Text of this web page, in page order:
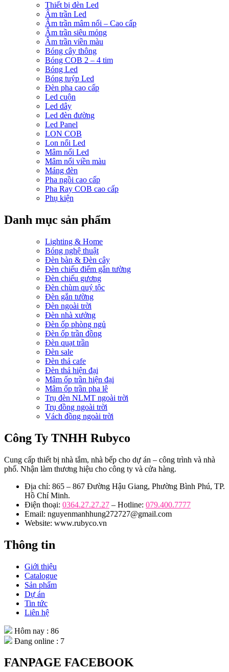
Thiết bị đèn Led
Âm trần Led
Âm trần mâm nổi – Cao cấp
Âm trần siêu mỏng
Âm trần viền màu
Bóng cây thông
Bóng COB 2 – 4 tim
Bóng Led
Bóng tuýp Led
Đèn pha cao cấp
Led cuộn
Led dây
Led đèn đường
Led Panel
LON COB
Lon nổi Led
Mâm nổi Led
Mâm nổi viền màu
Máng đèn
Pha ngồi cao cấp
Pha Ray COB cao cấp
Phụ kiện
Danh mục sản phẩm
Lighting & Home
Bóng nghệ thuật
Đèn bàn & Đèn cây
Đèn chiếu điểm gắn tường
Đèn chiếu gương
Đèn chùm quý tộc
Đèn gắn tường
Đèn ngoài trời
Đèn nhà xưởng
Đèn ốp phòng ngủ
Đèn ốp trần đồng
Đèn quạt trần
Đèn sale
Đèn thả cafe
Đèn thả hiện đại
Mâm ốp trần hiện đại
Mâm ốp trần pha lê
Trụ đèn NLMT ngoài trời
Trụ đồng ngoài trời
Vách đồng ngoài trời
Công Ty TNHH Rubyco
Cung cấp thiết bị nhà tắm, nhà bếp cho dự án – công trình và nhà
phố. Nhận làm thương hiệu cho công ty và cửa hàng.
Địa chỉ: 865 – 867 Đường Hậu Giang, Phường Bình Phú, TP.
Hồ Chí Minh.
Điện thoại: 0364.27.27.27 – Hotline: 079.400.7777
Email: nguyenmanhhung272727@gmail.com
Website: www.rubyco.vn
Thông tin
Giới thiệu
Catalogue
Sản phẩm
Dự án
Tin tức
Liên hệ
Hôm nay : 86
Đang online : 7
FANPAGE FACEBOOK